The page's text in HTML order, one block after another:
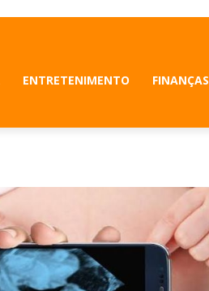
ENTRETENIMENTO FINANÇAS